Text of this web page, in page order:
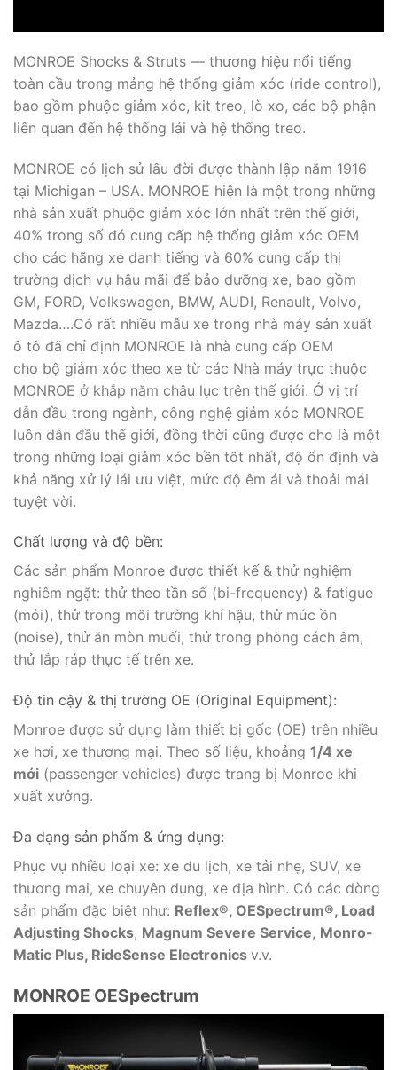
MONROE Shocks & Struts — thương hiệu nổi tiếng
toàn cầu trong mảng hệ thống giảm xóc (ride control),
bao gồm phuộc giảm xóc, kit treo, lò xo, các bộ phận
liên quan đến hệ thống lái và hệ thống treo.
MONROE có lịch sử lâu đời được thành lập năm 1916
tại Michigan – USA. MONROE hiện là một trong những
nhà sản xuất phuộc giảm xóc lớn nhất trên thế giới,
40% trong số đó cung cấp hệ thống giảm xóc OEM
cho các hãng xe danh tiếng và 60% cung cấp thị
trường dịch vụ hậu mãi để bảo dưỡng xe, bao gồm
GM, FORD, Volkswagen, BMW, AUDI, Renault, Volvo,
Mazda….Có rất nhiều mẫu xe trong nhà máy sản xuất
ô tô đã chỉ định MONROE là nhà cung cấp OEM
cho bộ giảm xóc theo xe từ các Nhà máy trực thuộc
MONROE ở khắp năm châu lục trên thế giới. Ở vị trí
dẫn đầu trong ngành, công nghệ giảm xóc MONROE
luôn dẫn đầu thế giới, đồng thời cũng được cho là một
trong những loại giảm xóc bền tốt nhất, độ ổn định và
khả năng xử lý lái ưu việt, mức độ êm ái và thoải mái
tuyệt vời.
Chất lượng và độ bền:
Các sản phẩm Monroe được thiết kế & thử nghiệm
nghiêm ngặt: thử theo tần số (bi-frequency) & fatigue
(mỏi), thử trong môi trường khí hậu, thử mức ồn
(noise), thử ăn mòn muối, thử trong phòng cách âm,
thử lắp ráp thực tế trên xe.
Độ tin cậy & thị trường OE (Original Equipment):
Monroe được sử dụng làm thiết bị gốc (OE) trên nhiều
xe hơi, xe thương mại. Theo số liệu, khoảng 1/4 xe
mới (passenger vehicles) được trang bị Monroe khi
xuất xưởng.
Đa dạng sản phẩm & ứng dụng:
Phục vụ nhiều loại xe: xe du lịch, xe tải nhẹ, SUV, xe
thương mại, xe chuyên dụng, xe địa hình. Có các dòng
sản phẩm đặc biệt như: Reflex®, OESpectrum®, Load
Adjusting Shocks, Magnum Severe Service, Monro-
Matic Plus, RideSense Electronics v.v.
MONROE OESpectrum